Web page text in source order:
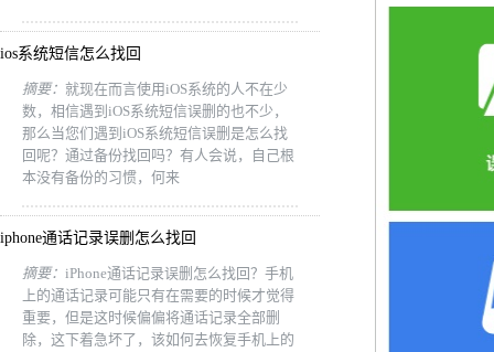
ios系统短信怎么找回
摘要： 就现在而言使用iOS系统的人不在少
数，相信遇到iOS系统短信误删的也不少，
那么当您们遇到iOS系统短信误删是怎么找
回呢？通过备份找回吗？有人会说，自己根
本没有备份的习惯，何来
iphone通话记录误删怎么找回
摘要： iPhone通话记录误删怎么找回？手机
上的通话记录可能只有在需要的时候才觉得
重要，但是这时候偏偏将通话记录全部删
除，这下着急坏了，该如何去恢复手机上的